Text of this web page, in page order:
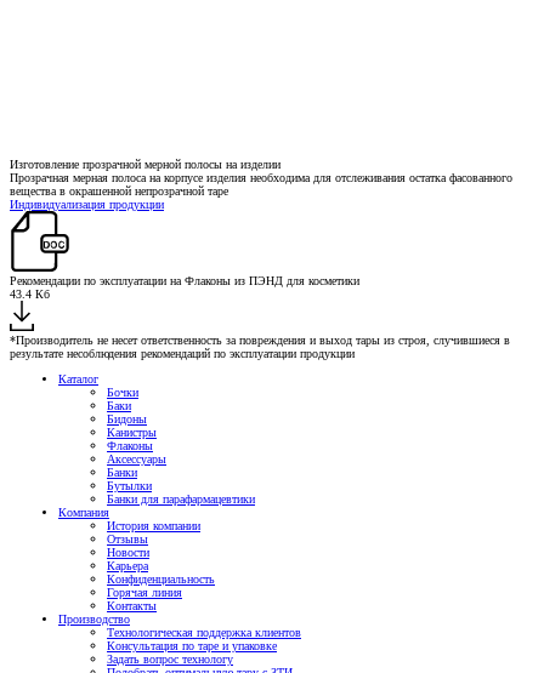
Изготовление прозрачной мерной полосы на изделии
Прозрачная мерная полоса на корпусе изделия необходима для отслеживания остатка фасованного
вещества в окрашенной непрозрачной таре
Индивидуализация продукции
Рекомендации по эксплуатации на Флаконы из ПЭНД для косметики
43.4 Кб
*Производитель не несет ответственность за повреждения и выход тары из строя, случившиеся в
результате несоблюдения рекомендаций по эксплуатации продукции
Каталог
Бочки
Баки
Бидоны
Канистры
Флаконы
Аксессуары
Банки
Бутылки
Банки для парафармацевтики
Компания
История компании
Отзывы
Новости
Карьера
Конфиденциальность
Горячая линия
Контакты
Производство
Технологическая поддержка клиентов
Консультация по таре и упаковке
Задать вопрос технологу